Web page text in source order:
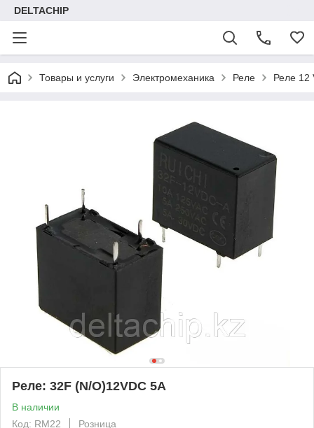
DELTACHIP
Товары и услуги Электромеханика Реле Реле 12
Реле: 32F (N/O)12VDC 5A
В наличии
Код: RM22
Розница